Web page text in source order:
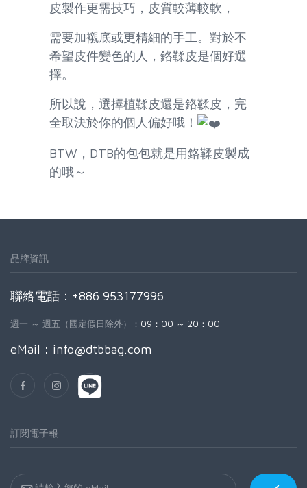
皮製作更需技巧，皮質較薄較軟，
需要加襯底或更精細的手工。對於不
希望皮件變色的人，鉻鞣皮是個好選
擇。
所以說，選擇植鞣皮還是鉻鞣皮，完
全取決於你的個人偏好哦！
BTW，DTB的包包就是用鉻鞣皮製成
的哦～
品牌資訊
聯絡電話：+886 953177996
週一 ～ 週五（國定假日除外）： 09：00 ～ 20：00
eMail： info@dtbbag.com
訂閱電子報